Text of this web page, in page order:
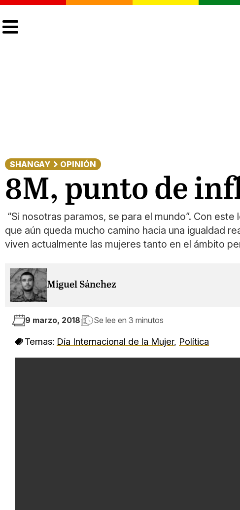
SHANGAY OPINIÓN
8M, punto de
“Si nosotras paramos, se para el mundo”. Con
que aún queda mucho camino hacia una igualdad
viven actualmente las mujeres tanto en el ámbito
Miguel Sánchez
9 marzo, 2018 Se lee en 3 minutos
Temas: Día Internacional de la Mujer, Política